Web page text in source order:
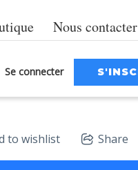
Nous contacter
Se connecter
to wishlist Share